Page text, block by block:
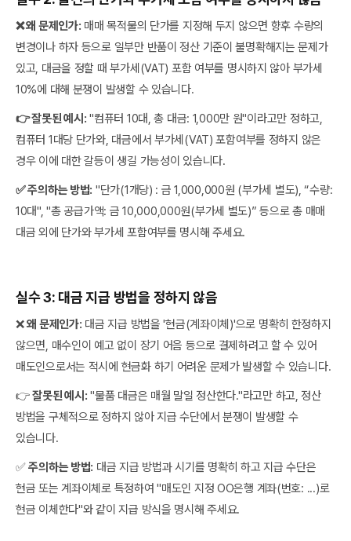
❌ 왜 문제인가: 매매 목적물의 단가를 지정해 두지 않으면 향후 수량의
변경이나 하자 등으로 일부만 반품이 정산 기준이 불명확해지는 문제가
있고, 대금을 정할 때 부가세(VAT) 포함 여부를 명시하지 않아 부가세
10%에 대해 분쟁이 발생할 수 있습니다.
👉 잘못된 예시: "컴퓨터 10대, 총 대금: 1,000만 원"이라고만 정하고,
컴퓨터 1대당 단가와, 대금에서 부가세(VAT) 포함여부를 정하지 않은
경우 이에 대한 갈등이 생길 가능성이 있습니다.
✅ 주의하는 방법: "단가(1개당) : 금 1,000,000원 (부가세 별도), “수량:
10대", "총 공급가액: 금 10,000,000원(부가세 별도)” 등으로 총 매매
대금 외에 단가와 부가세 포함여부를 명시해 주세요.
실수 3: 대금 지급 방법을 정하지 않음
❌왜 문제인가: 대금 지급 방법을 '현금(계좌이체)'으로 명확히 한정하지
않으면, 매수인이 예고 없이 장기 어음 등으로 결제하려고 할 수 있어
매도인으로서는 적시에 현금화 하기 어려운 문제가 발생할 수 있습니다.
👉잘못된 예시: "물품 대금은 매월 말일 정산한다."라고만 하고, 정산
방법을 구체적으로 정하지 않아 지급 수단에서 분쟁이 발생할 수
있습니다.
✅주의하는 방법: 대금 지급 방법과 시기를 명확히 하고 지급 수단은
현금 또는 계좌이체로 특정하여 "매도인 지정 OO은행 계좌(번호: ...)로
현금 이체한다"와 같이 지급 방식을 명시해 주세요.